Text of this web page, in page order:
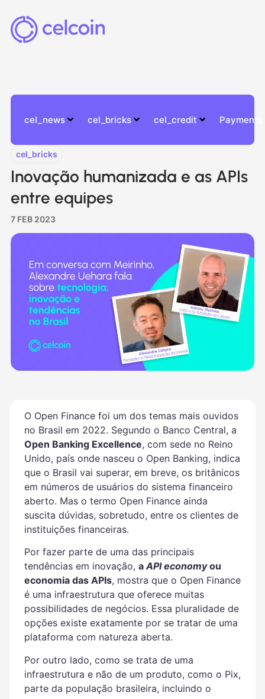
cel_news cel_bricks cel_credit Payments
cel_bricks
Inovação humanizada e as APIs
entre equipes
7 FEB 2023
O Open Finance foi um dos temas mais ouvidos
no Brasil em 2022. Segundo o Banco Central, a
Open Banking Excellence, com sede no Reino
Unido, país onde nasceu o Open Banking, indica
que o Brasil vai superar, em breve, os britânicos
em números de usuários do sistema financeiro
aberto. Mas o termo Open Finance ainda
suscita dúvidas, sobretudo, entre os clientes de
instituições financeiras.
Por fazer parte de uma das principais
tendências em inovação, aAPI economyou
economia das APIs, mostra que o Open Finance
é uma infraestrutura que oferece muitas
possibilidades de negócios. Essa pluralidade de
opções existe exatamente por se tratar de uma
plataforma com natureza aberta.
Por outro lado, como se trata de uma
infraestrutura e não de um produto, como o Pix,
parte da população brasileira, incluindo o